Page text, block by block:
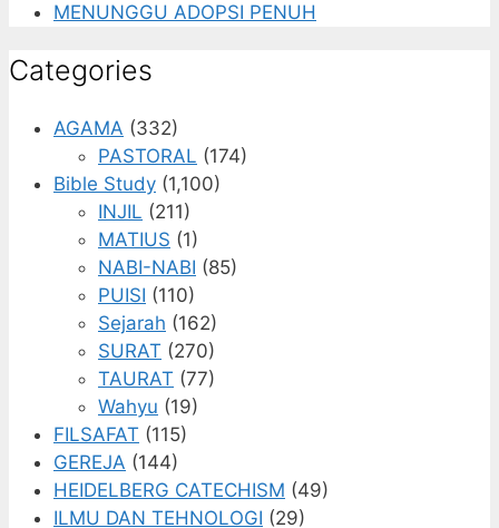
MENUNGGU ADOPSI PENUH
Categories
AGAMA (332)
PASTORAL (174)
Bible Study (1,100)
INJIL (211)
MATIUS (1)
NABI-NABI (85)
PUISI (110)
Sejarah (162)
SURAT (270)
TAURAT (77)
Wahyu (19)
FILSAFAT (115)
GEREJA (144)
HEIDELBERG CATECHISM (49)
ILMU DAN TEHNOLOGI (29)